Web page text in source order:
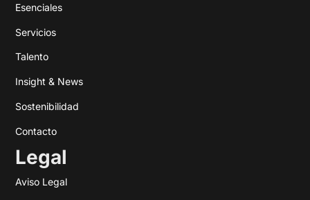
Esenciales
Servicios
Talento
Insight & News
Sostenibilidad
Contacto
Legal
Aviso Legal